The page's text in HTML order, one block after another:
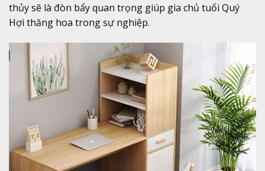
thủy sẽ là đòn bẩy quan trọng giúp gia chủ tuổi Quý
Hợi thăng hoa trong sự nghiệp.